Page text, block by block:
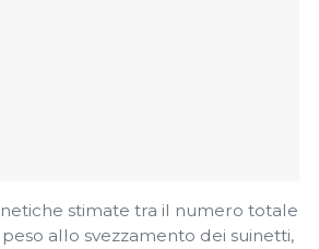
stimate tra il numero totale
allo svezzamento dei suinetti,